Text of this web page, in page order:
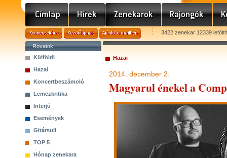
3422 zenekar 12339
Rovatok
Külföldi
Hazai
Koncertbeszámoló
Lemezkritika
Interjú
Események
Gitársuli
TOP 5
Hónap zenekara
Hazai
2014. december 2.
Magyarul énekel a